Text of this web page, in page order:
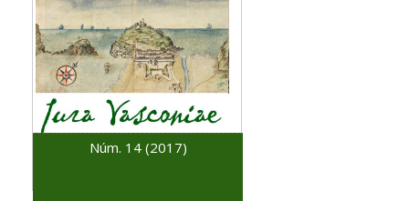
Núm. 14 (2017)